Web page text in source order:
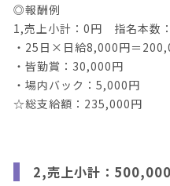
◎報酬例
1,売上小計：0円 指名本数
・25日×日給8,000円＝
・皆勤賞：30,000円
・場内バック：5,000円
☆総支給額：235,000円
2,売上小計：